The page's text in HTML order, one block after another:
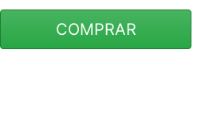
COMPRAR